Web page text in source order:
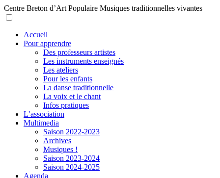
Centre Breton d’Art Populaire Musiques traditionnelles vivantes
Accueil
Pour apprendre
Des professeurs artistes
Les instruments enseignés
Les ateliers
Pour les enfants
La danse traditionnelle
La voix et le chant
Infos pratiques
L’association
Multimedia
Saison 2022-2023
Archives
Musiques !
Saison 2023-2024
Saison 2024-2025
Agenda